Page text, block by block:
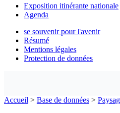
Exposition itinérante nationale
Agenda
se souvenir pour l'avenir
Résumé
Mentions légales
Protection de données
Accueil > Base de données >